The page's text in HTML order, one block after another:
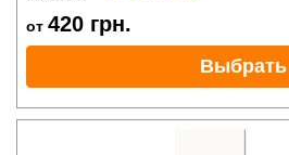
от 420 грн.
Выбрать